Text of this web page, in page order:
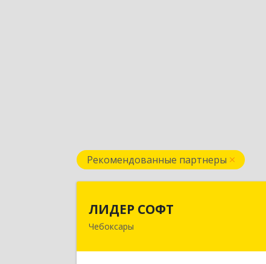
Рекомендованные партнеры
ЛИДЕР СОФТ
Чебоксары428018, Чувашская Республика -